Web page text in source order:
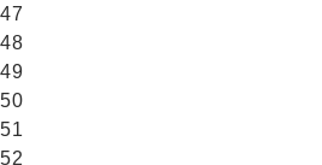
47
48
49
50
51
52